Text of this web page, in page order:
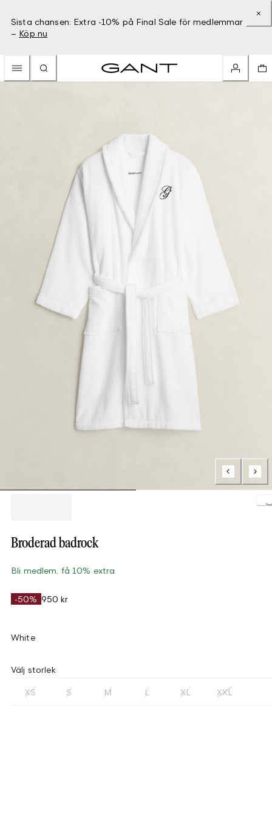
Sista chansen: Extra -10% på Final Sale för medlemmar
– Köp nu
Broderad badrock
Bli medlem, få 10% extra
-50% 950 kr
White
Välj storlek
XS S M L XL XXL